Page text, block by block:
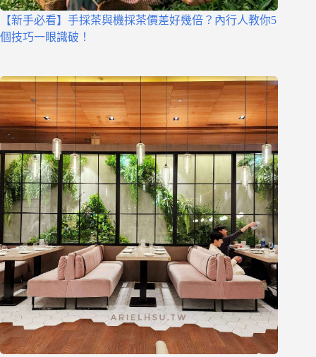
【新手必看】手採茶與機採茶價差好幾倍？內行人教你5
個技巧一眼識破！